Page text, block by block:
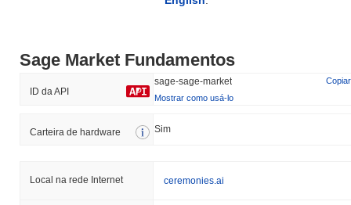
Sage Market Fundamentos
ID da API
sage-sage-market
Copiar
Mostrar como usá-lo
Carteira de hardware Sim
Local na rede Internet ceremonies.ai